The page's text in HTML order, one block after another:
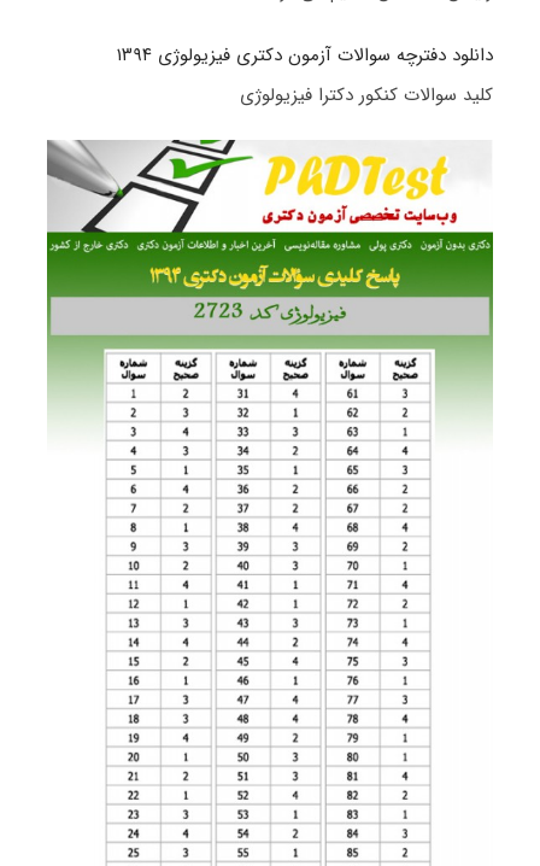
دانلود دفترچه سوالات آزمون دکتری فیزیولوژی ۱۳۹۴
کلید سوالات کنکور دکترا فیزیولوژی